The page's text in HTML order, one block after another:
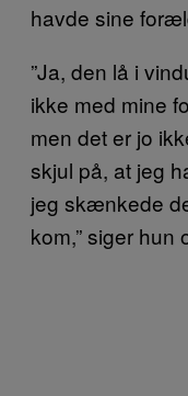
havde sine
”Ja, den lå i
ikke med mine
men det er jo
skjul på, at jeg
jeg skænkede
kom,” siger hun